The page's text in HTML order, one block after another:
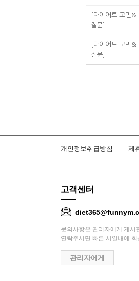
[다이어트 고민&
질문]
[다이어트 고민&
질문]
개인정보취급방침 제
고객센터
문의사항은 관리자에게 게시
연락주시면 빠른 시일내에
관리자에게